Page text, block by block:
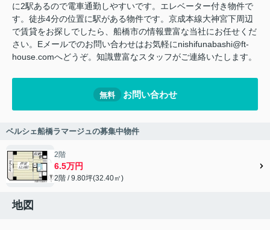
に2駅あるので電車通勤しやすいです。エレベーター付き物件で
す。徒歩4分の位置に駅がある物件です。京成本線大神宮下周辺
で賃貸をお探しでしたら、船橋市の情報豊富な当社にお任せくだ
さい。Eメールでのお問い合わせはお気軽にnishifunabashi@ft-
house.comへどうぞ。知識豊富なスタッフがご連絡いたします。
無料 お問い合わせ
ベルシェ船橋ラマージュの募集中物件
2階
6.5万円
2階 / 9.80坪(32.40㎡)
地図